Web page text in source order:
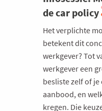
de car policy
Het verplichte
betekent dit
werkgever? Tot
werkgever een
besliste zelf of
aanbood, en
kregen. Die
Milieu
Mobiliteit
Netwerking
Onderwijs
Opvolging en
Persoonlijke